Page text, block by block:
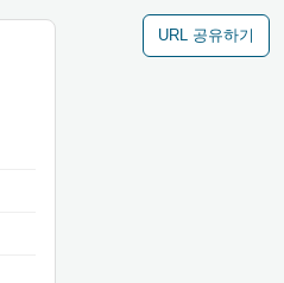
URL 공유하기